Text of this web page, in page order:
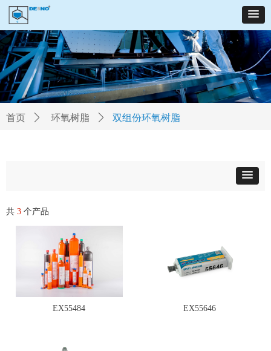
首页 ꄲ 环氧树脂 ꄲ 双组份环氧树脂
共 3 个产品
EX55484 EX55646